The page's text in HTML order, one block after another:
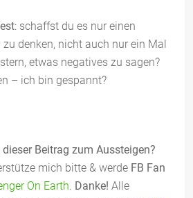
: schaffst du es nur einen
denken, nicht auch nur ein Mal
etwas negatives zu sagen?
– ich bin gespannt?
Beitrag zum Aussteigen?
mich bitte & werde FB Fan
On Earth. Danke! Alle